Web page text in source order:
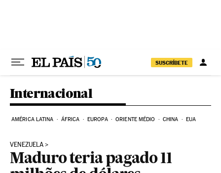
SUSCRÍBETE
Internacional
AMÉRICA LATINA ÁFRICA EUROPA ORIENTE MÉDIO CHINA EUA
VENEZUELA
Maduro teria pagado 11